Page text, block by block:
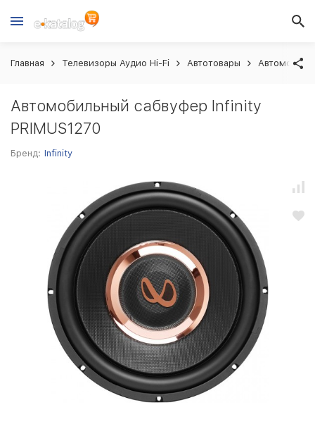
Главная Телевизоры Аудио Hi-Fi Автотовары
Автомобильный сабвуфер Infinity
PRIMUS1270
Бренд: Infinity